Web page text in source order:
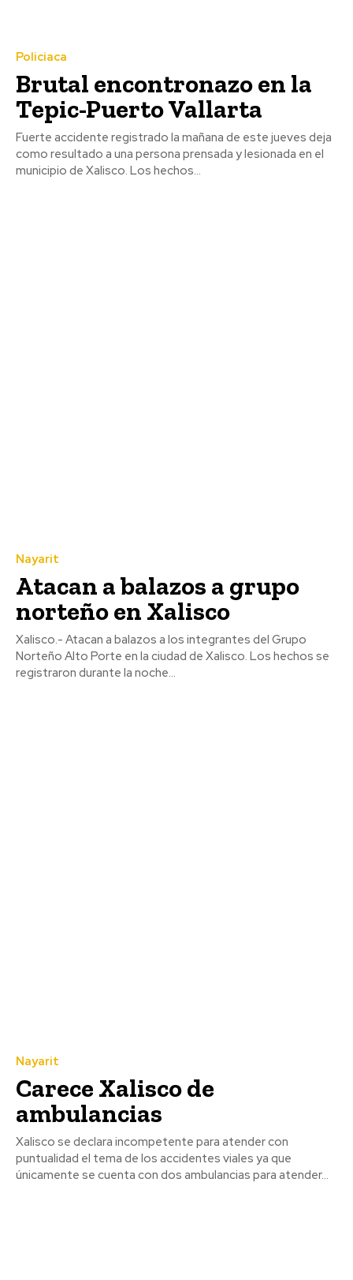
Policiaca
Brutal encontronazo en la
Tepic-Puerto Vallarta
Fuerte accidente registrado la mañana de este jueves deja
como resultado a una persona prensada y lesionada en el
municipio de Xalisco. Los hechos...
Nayarit
Atacan a balazos a grupo
norteño en Xalisco
Xalisco.- Atacan a balazos a los integrantes del Grupo
Norteño Alto Porte en la ciudad de Xalisco. Los hechos se
registraron durante la noche...
Nayarit
Carece Xalisco de
ambulancias
Xalisco se declara incompetente para atender con
puntualidad el tema de los accidentes viales ya que
únicamente se cuenta con dos ambulancias para atender...